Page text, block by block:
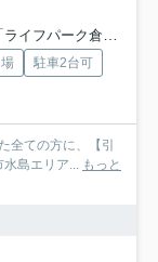
倉敷西入口」バス停下車 徒歩8分
駐車2台可
全ての方に、【引
島エリア...
もっと